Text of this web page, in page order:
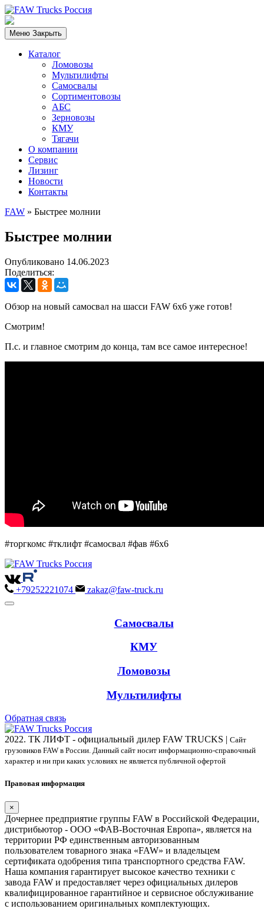
Меню Закрыть
Каталог
Ломовозы
Мультилифты
Самосвалы
Сортиментовозы
АБС
Зерновозы
КМУ
Тягачи
О компании
Сервис
Лизинг
Новости
Контакты
FAW » Быстрее молнии
Быстрее молнии
Опубликовано 14.06.2023
Поделиться:
Обзор на новый самосвал на шасси FAW 6х6 уже готов!
Смотрим!
П.с. и главное смотрим до конца, там все самое интересное!
#торгкомс #тклифт #самосвал #фав #6х6
+79252221074 zakaz@faw-truck.ru
Самосвалы
КМУ
Ломовозы
Мультилифты
Обратная связь
2022. ТК ЛИФТ - официальный дилер FAW TRUCKS | Сайт
грузовиков FAW в России. Данный сайт носит информационно-справочный
характер и ни при каких условиях не является публичной офертой
Правовая информация
×
Дочернее предприятие группы FAW в Российской Федерации,
дистрибьютор - ООО «ФАВ-Восточная Европа», является на
территории РФ единственным авторизованным
пользователем товарного знака «FAW» и владельцем
сертификата одобрения типа транспортного средства FAW.
Наша компания гарантирует высокое качество техники с
завода FAW и предоставляет через официальных дилеров
квалифицированное гарантийное и сервисное обслуживание
с использованием оригинальных комплектующих.